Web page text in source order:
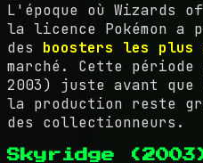
L'époque où Wizards
la licence Pokémon a
des boosters les plus
marché. Cette
2003) juste avant que
la production reste
des collectionneurs.
Skyridge